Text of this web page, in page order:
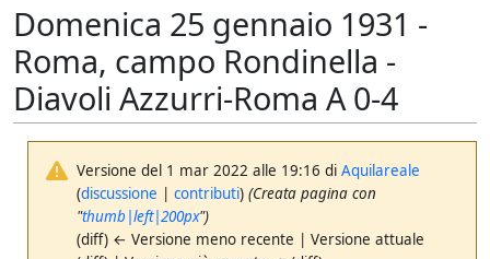
Domenica 25 gennaio 1931 -
Roma, campo Rondinella -
Diavoli Azzurri-Roma A 0-4
Versione del 1 mar 2022 alle 19:16 diAquilareale
(discussione |contributi) (Creata pagina con
"thumb|left|200px")
(diff) ← Versione meno recente | Versione attuale